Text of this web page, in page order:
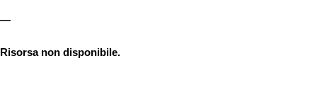
—
Risorsa non disponibile.